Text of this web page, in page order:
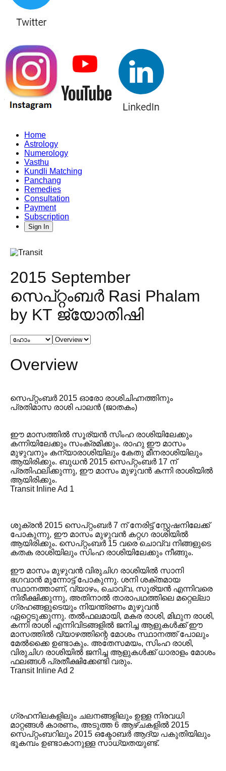
Home
Astrology
Numerology
Vasthu
Kundli Matching
Panchang
Remedies
Consultation
Payment
Subscription
Sign In
2015 September
സെപ്റ്റംബർ Rasi Phalam
by KT ജ്യോതിഷി
Overview
സെപ്റ്റംബർ 2015 ഓരോ രാശിചിഹ്നത്തിനും
പ്രതിമാസ രാശി പാലൻ (ജാതകം)
ഈ മാസത്തിൽ സൂര്യൻ സിംഹ രാശിയിലേക്കും
കന്നിയിലേക്കും സംക്രമിക്കും. രാഹു ഈ മാസം
മുഴുവനും കന്യാരാശിയിലും കേതു മീനരാശിയിലും
ആയിരിക്കും. ബുധൻ 2015 സെപ്റ്റംബർ 17 ന്
പ്രതിഫലിക്കുന്നു, ഈ മാസം മുഴുവൻ കന്നി രാശിയിൽ
ആയിരിക്കും.
Transit Inline Ad 1
ശുക്രൻ 2015 സെപ്റ്റംബർ 7 ന് നേരിട്ട് സ്റ്റേഷനിലേക്ക്
പോകുന്നു, ഈ മാസം മുഴുവൻ കറ്റഗ രാശിയിൽ
ആയിരിക്കും. സെപ്റ്റംബർ 15 വരെ ചൊവ്വ നിങ്ങളുടെ
കതക രാശിയിലും സിംഹ രാശിയിലേക്കും നീങ്ങും.
ഈ മാസം മുഴുവൻ വിരുചിഗ രാശിയിൽ സാനി
ഭഗവാൻ മുന്നോട്ട് പോകുന്നു. ശനി ശക്തമായ
സ്ഥാനത്താണ്, വ്യാഴം, ചൊവ്വ, സൂര്യൻ എന്നിവരെ
നിരീക്ഷിക്കുന്നു, അതിനാൽ താരാപഥത്തിലെ മറ്റെല്ലാ
ഗ്രഹങ്ങളുടെയും നിയന്ത്രണം മുഴുവൻ
ഏറ്റെടുക്കുന്നു. തൽഫലമായി, മകര രാശി, മിഥുന രാശി,
കന്നി രാശി എന്നിവിടങ്ങളിൽ ജനിച്ച ആളുകൾക്ക് ഈ
മാസത്തിൽ വ്യാഴത്തിന്റെ മോശം സ്ഥാനത്ത് പോലും
മേൽക്കൈ ഉണ്ടാകും. അതേസമയം, സിംഹ രാശി,
വിരുചിഗ രാശിയിൽ ജനിച്ച ആളുകൾക്ക് ധാരാളം മോശം
ഫലങ്ങൾ പ്രതീക്ഷിക്കേണ്ടി വരും.
Transit Inline Ad 2
ഗ്രഹനിലകളിലും ചലനങ്ങളിലും ഉള്ള നിരവധി
മാറ്റങ്ങൾ കാരണം, അടുത്ത 6 ആഴ്‌ചകളിൽ 2015
സെപ്റ്റംബറിലും 2015 ഒക്ടോബർ ആദ്യ പകുതിയിലും
ഭൂകമ്പം ഉണ്ടാകാനുള്ള സാധ്യതയുണ്ട്.